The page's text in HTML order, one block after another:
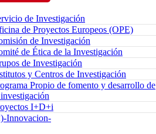
de Investigación
de Proyectos Europeos (OPE)
de Investigación
de Ética de la Investigación
de Investigación
y Centros de Investigación
Propio de fomento y desarrollo de
I+D+i
Innovacion-